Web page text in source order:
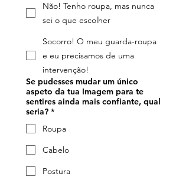
Não! Tenho roupa, mas nunca
sei o que escolher
Socorro! O meu guarda-roupa
e eu precisamos de uma
intervenção!
Se pudesses mudar um único
aspeto da tua Imagem para te
sentires ainda mais confiante, qual
seria? *
Roupa
Cabelo
Postura